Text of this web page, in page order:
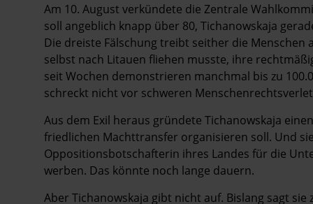
Am 10. August verkündete die Zentrale
soll angeblich knapp über 80, Tichanowskaja
Die dreiste Fälschung treibt seither die Menschen
selbst nach Litauen fliehen musste, ihre
seit Wochen demonstrieren manchmal bis zu
schreckt nicht vor schweren
Aus dem Exil heraus gründete Tichanowskaja
friedlichen Machttransfer organisieren soll. Und
Oppositionsbotschafterin ihres Landes für die
werben. Das könnte noch lange dauern.
Aber Tichanowskaja gibt nicht auf. Bislang sagt